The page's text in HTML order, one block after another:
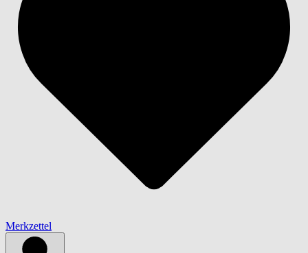
Merkzettel